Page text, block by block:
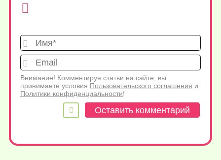
Имя*
Внимание! Комментируя статьи на сайте, вы
принимаете условия Пользовательского соглашения и
Политики конфиденциальности!